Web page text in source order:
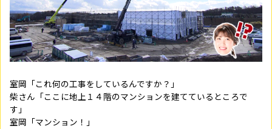
室岡「これ何の工事をしているんですか？」
柴さん「ここに地上１４階のマンションを建てているところで
す」
室岡「マンション！」